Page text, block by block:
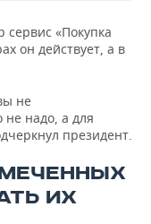
«Покупка
он действует, а в
не
надо, а для
президент.
ИХ